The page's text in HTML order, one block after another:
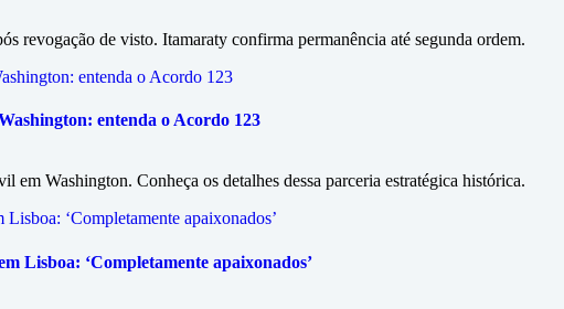
revogação de visto. Itamaraty confirma permanência até segunda ordem.
entenda o Acordo 123
Washington. Conheça os detalhes dessa parceria estratégica histórica.
Lisboa: ‘Completamente apaixonados’